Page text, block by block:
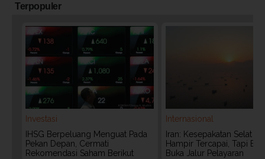
Terpopuler
Investasi
IHSG Berpeluang Menguat Pada
Pekan Depan, Cermati
Rekomendasi Saham Berikut
Internasional
Iran: Kesepakatan Selat
Hampir Tercapai, Tapi
Buka Jalur Pelayaran